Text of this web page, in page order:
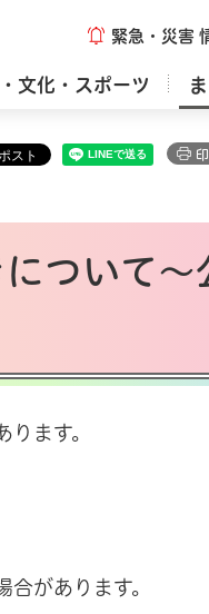
緊急・災害
文化・スポーツ
ついて～
ます。
があります。